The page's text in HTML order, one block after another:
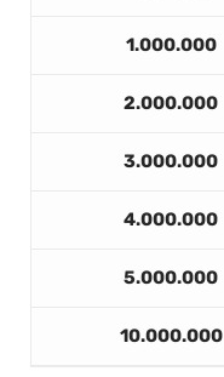
1.000.000
2.000.000
3.000.000
4.000.000
5.000.000
10.000.000